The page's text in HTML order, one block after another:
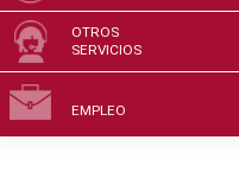
OTROS
SERVICIOS
EMPLEO